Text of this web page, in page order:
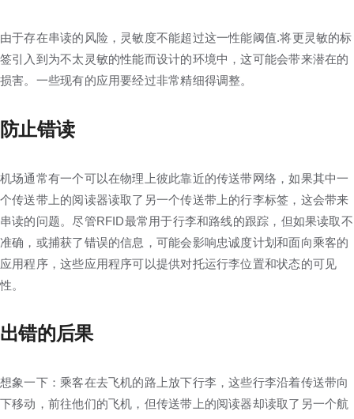
由于存在串读的风险，灵敏度不能超过这一性能阈值.将更灵敏的标
签引入到为不太灵敏的性能而设计的环境中，这可能会带来潜在的
损害。一些现有的应用要经过非常精细得调整。
防止错读
机场通常有一个可以在物理上彼此靠近的传送带网络，如果其中一
个传送带上的阅读器读取了另一个传送带上的行李标签，这会带来
串读的问题。尽管RFID最常用于行李和路线的跟踪，但如果读取不
准确，或捕获了错误的信息，可能会影响忠诚度计划和面向乘客的
应用程序，这些应用程序可以提供对托运行李位置和状态的可见
性。
出错的后果
想象一下：乘客在去飞机的路上放下行李，这些行李沿着传送带向
下移动，前往他们的飞机，但传送带上的阅读器却读取了另一个航